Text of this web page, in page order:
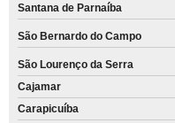
Santana de Parnaíba
São Bernardo do Campo
São Lourenço da Serra
Cajamar
Carapicuíba